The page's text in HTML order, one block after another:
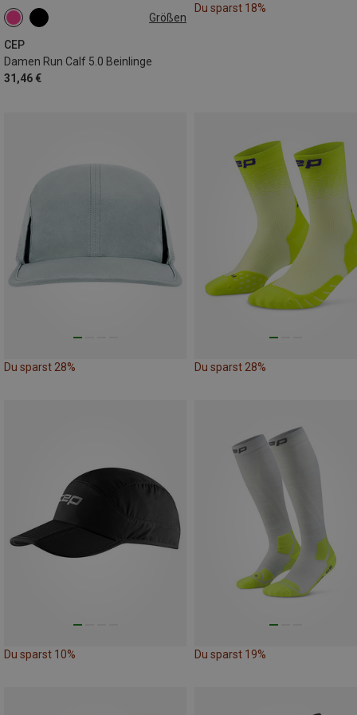
Größen
CEP
Damen Run Calf 5.0 Beinlinge
31,46 €
25|26|27|28|29|30|31
32|33|34|35|36|37|38
Du sparst 18%
Du sparst 28% Du sparst 28%
Du sparst 10% Du sparst 19%